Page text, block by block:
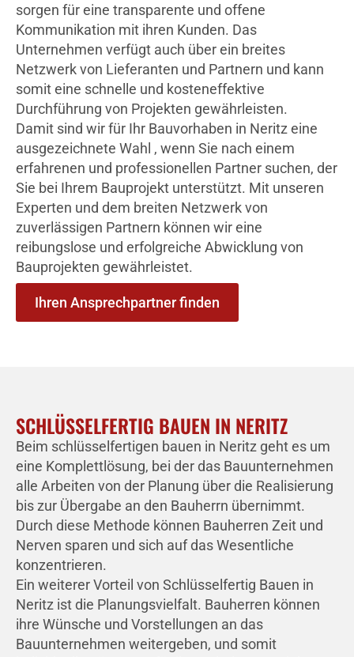
sorgen für eine transparente und offene
Kommunikation mit ihren Kunden. Das
Unternehmen verfügt auch über ein breites
Netzwerk von Lieferanten und Partnern und kann
somit eine schnelle und kosteneffektive
Durchführung von Projekten gewährleisten.
Damit sind wir für Ihr Bauvorhaben in Neritz eine
ausgezeichnete Wahl , wenn Sie nach einem
erfahrenen und professionellen Partner suchen, der
Sie bei Ihrem Bauprojekt unterstützt. Mit unseren
Experten und dem breiten Netzwerk von
zuverlässigen Partnern können wir eine
reibungslose und erfolgreiche Abwicklung von
Bauprojekten gewährleistet.
Ihren Ansprechpartner finden
SCHLÜSSELFERTIG BAUEN IN NERITZ
Beim schlüsselfertigen bauen in Neritz geht es um
eine Komplettlösung, bei der das Bauunternehmen
alle Arbeiten von der Planung über die Realisierung
bis zur Übergabe an den Bauherrn übernimmt.
Durch diese Methode können Bauherren Zeit und
Nerven sparen und sich auf das Wesentliche
konzentrieren.
Ein weiterer Vorteil von Schlüsselfertig Bauen in
Neritz ist die Planungsvielfalt. Bauherren können
ihre Wünsche und Vorstellungen an das
Bauunternehmen weitergeben, und somit